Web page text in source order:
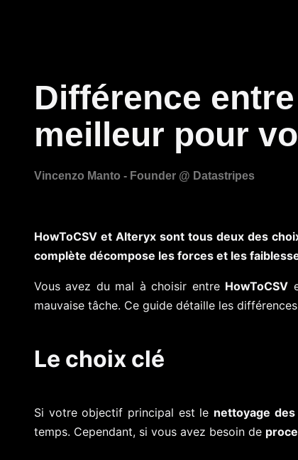
Différence
meilleur pour
HowToCSV et Alteryx sont tous deux des
complète décompose les forces et les
Vous avez du mal à choisir entre HowToCSV
mauvaise tâche. Ce guide détaille les
Le choix clé
Si votre objectif principal est le nettoyage
temps. Cependant, si vous avez besoin de